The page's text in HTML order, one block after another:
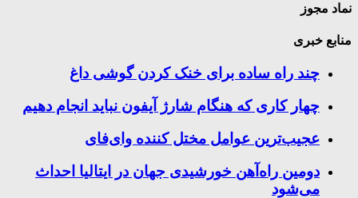
نماد مجوز
منابع خبری
چند راه‌ ساده برای خنک کردن گوشی داغ
چهار کاری که هنگام شارژ آیفون نباید انجام دهیم
عجیب‌ترین عوامل مختل کننده وای‌فای
دومین راه‌آهن خورشیدی جهان در ایتالیا احداث
می‌شود